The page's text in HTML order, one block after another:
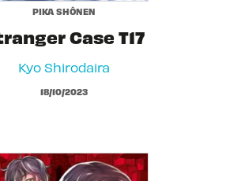
PIKA SHÔNEN
Case T17
Kyo Shirodaira
18/10/2023